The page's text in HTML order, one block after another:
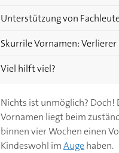
Unterstützung von
Skurrile Vornamen:
Viel hilft viel?
Nichts ist unmöglich? Doch!
Vornamen liegt beim
binnen vier Wochen einen
Kindeswohl imAugehaben.